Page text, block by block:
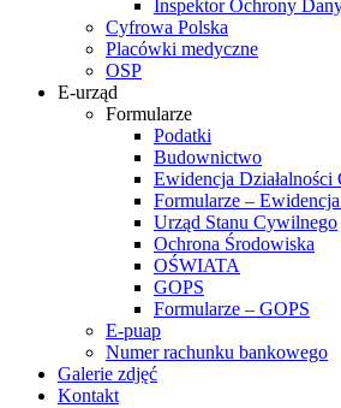
Inspektor Ochrony
Cyfrowa Polska
Placówki medyczne
OSP
E-urząd
Formularze
Podatki
Budownictwo
Ewidencja Działalności
Formularze –
Urząd Stanu Cywilnego
Ochrona Środowiska
OŚWIATA
GOPS
Formularze – GOPS
E-puap
Numer rachunku bankowego
Galerie zdjęć
Kontakt